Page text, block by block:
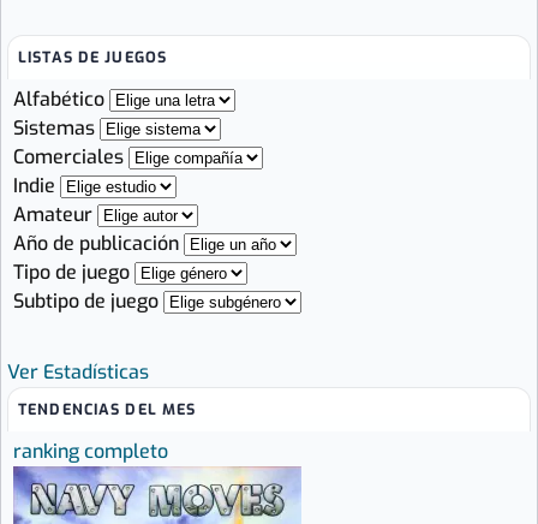
LISTAS DE JUEGOS
Alfabético
Sistemas
Comerciales
Indie
Amateur
Año de publicación
Tipo de juego
Subtipo de juego
Ver Estadísticas
TENDENCIAS DEL MES
ranking completo